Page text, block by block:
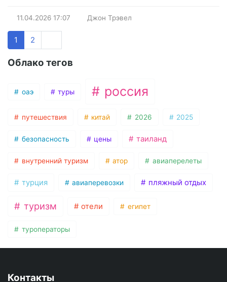
11.04.2026 17:07 Джон Трэвел
1 2
Облако тегов
оаэ туры россия
путешествия китай 2026 2025
безопасность цены таиланд
внутренний туризм атор авиаперелеты
турция авиаперевозки пляжный отдых
туризм отели египет
туроператоры
Контакты